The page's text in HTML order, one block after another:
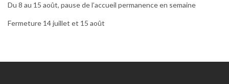
Du 8 au 15 août, pause de l’accueil permanence en semaine
Fermeture 14 juillet et 15 août